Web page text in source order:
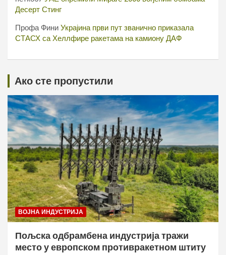
Десерт Стинг
Профа Фини Украјина први пут званично приказала
СТАСХ са Хеллфире ракетама на камиону ДАФ
Ако сте пропустили
ВОЈНА ИНДУСТРИЈА
Пољска одбрамбена индустрија тражи
место у европском противракетном штиту